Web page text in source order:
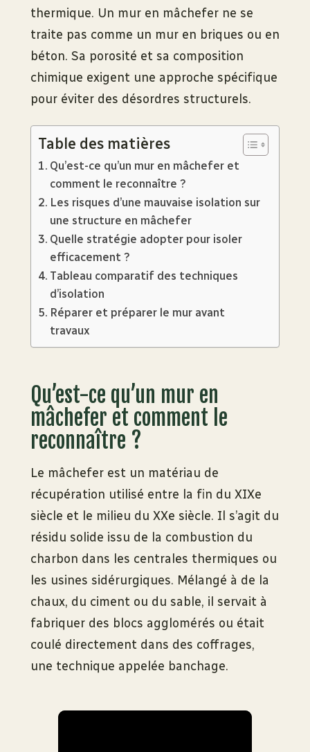
thermique. Un mur en mâchefer ne se
traite pas comme un mur en briques ou en
béton. Sa porosité et sa composition
chimique exigent une approche spécifique
pour éviter des désordres structurels.
Table des matières
Qu’est-ce qu’un mur en mâchefer et
comment le reconnaître ?
Les risques d’une mauvaise isolation sur
une structure en mâchefer
Quelle stratégie adopter pour isoler
efficacement ?
Tableau comparatif des techniques
d’isolation
Réparer et préparer le mur avant
travaux
Qu’est-ce qu’un mur en
mâchefer et comment le
reconnaître ?
Le mâchefer est un matériau de
récupération utilisé entre la fin du XIXe
siècle et le milieu du XXe siècle. Il s’agit du
résidu solide issu de la combustion du
charbon dans les centrales thermiques ou
les usines sidérurgiques. Mélangé à de la
chaux, du ciment ou du sable, il servait à
fabriquer des blocs agglomérés ou était
coulé directement dans des coffrages,
une technique appelée banchage.